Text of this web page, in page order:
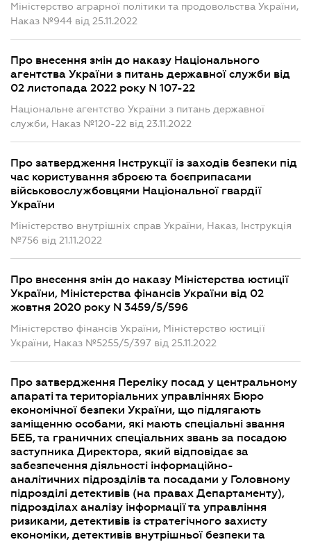
Міністерство аграрної політики та продовольства України,
Наказ №944 від 25.11.2022
Про внесення змін до наказу Національного
агентства України з питань державної служби від
02 листопада 2022 року N 107-22
Національне агентство України з питань державної
служби, Наказ №120-22 від 23.11.2022
Про затвердження Інструкції із заходів безпеки під
час користування зброєю та боєприпасами
військовослужбовцями Національної гвардії
України
Міністерство внутрішніх справ України, Наказ, Інструкція
№756 від 21.11.2022
Про внесення змін до наказу Міністерства юстиції
України, Міністерства фінансів України від 02
жовтня 2020 року N 3459/5/596
Міністерство фінансів України, Міністерство юстиції
України, Наказ №5255/5/397 від 25.11.2022
Про затвердження Переліку посад у центральному
апараті та територіальних управліннях Бюро
економічної безпеки України, що підлягають
заміщенню особами, які мають спеціальні звання
БЕБ, та граничних спеціальних звань за посадою
заступника Директора, який відповідає за
забезпечення діяльності інформаційно-
аналітичних підрозділів та посадами у Головному
підрозділі детективів (на правах Департаменту),
підрозділах аналізу інформації та управління
ризиками, детективів із стратегічного захисту
економіки, детективів внутрішньої безпеки та